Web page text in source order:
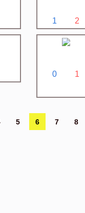
1 2
0 1
5 6 7 8